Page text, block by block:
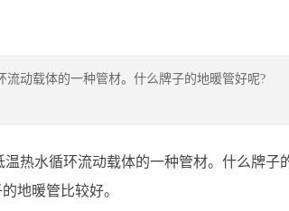
动载体的一种管材。什么牌子的地暖管好呢?
热水循环流动载体的一种管材。什么牌子
地暖管比较好。